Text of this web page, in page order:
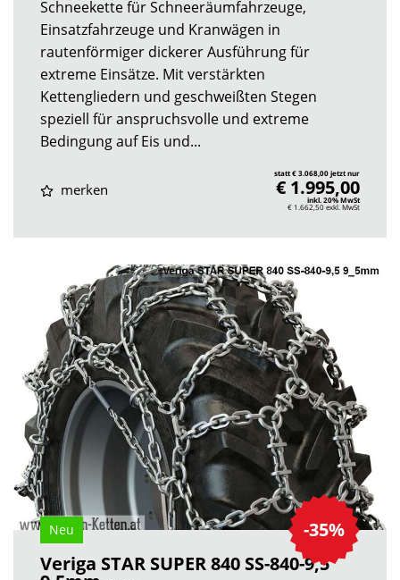
Schneekette für Schneeräumfahrzeuge,
Einsatzfahrzeuge und Kranwägen in
rautenförmiger dickerer Ausführung für
extreme Einsätze. Mit verstärkten
Kettengliedern und geschweißten Stegen
speziell für anspruchsvolle und extreme
Bedingung auf Eis und...
merken
statt € 3.068,00 jetzt nur
€ 1.995,00
inkl. 20% MwSt
€ 1.662,50exkl. MwSt
-35%
Neu
Veriga STAR SUPER 840 SS-840-9,5